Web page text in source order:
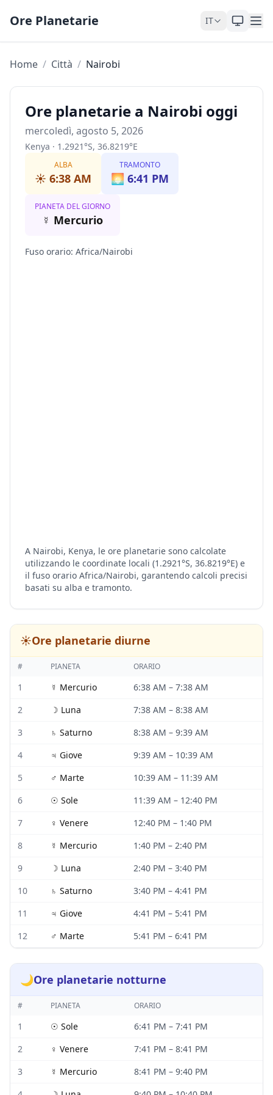
Ore Planetarie IT
Home / Città / Nairobi
Ore planetarie a Nairobi oggi
mercoledì, agosto 5, 2026
Kenya · 1.2921°S, 36.8219°E
ALBA
☀️ 6:38 AM
TRAMONTO
🌅 6:41 PM
PIANETA DEL GIORNO
☿ Mercurio
Fuso orario: Africa/Nairobi
A Nairobi, Kenya, le ore planetarie sono calcolate
utilizzando le coordinate locali (1.2921°S, 36.8219°E) e
il fuso orario Africa/Nairobi, garantendo calcoli precisi
basati su alba e tramonto.
☀️Ore planetarie diurne
# PIANETA ORARIO
1 ☿ Mercurio 6:38 AM – 7:38 AM
2
☽ Luna 7:38 AM – 8:38 AM
3
♄ Saturno 8:38 AM – 9:39 AM
4
♃ Giove 9:39 AM – 10:39 AM
5
♂ Marte 10:39 AM – 11:39 AM
6
☉ Sole 11:39 AM – 12:40 PM
7
♀ Venere 12:40 PM – 1:40 PM
8
☿ Mercurio 1:40 PM – 2:40 PM
9
☽ Luna 2:40 PM – 3:40 PM
10
♄ Saturno 3:40 PM – 4:41 PM
11
♃ Giove 4:41 PM – 5:41 PM
12
♂ Marte 5:41 PM – 6:41 PM
🌙Ore planetarie notturne
# PIANETA ORARIO
1 ☉ Sole 6:41 PM – 7:41 PM
2
♀ Venere 7:41 PM – 8:41 PM
3
☿ Mercurio 8:41 PM – 9:40 PM